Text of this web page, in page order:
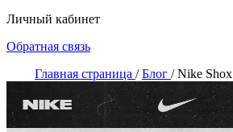
Личный кабинет
Обратная связь
Главная страница / Блог / Nike Shox
NIKE